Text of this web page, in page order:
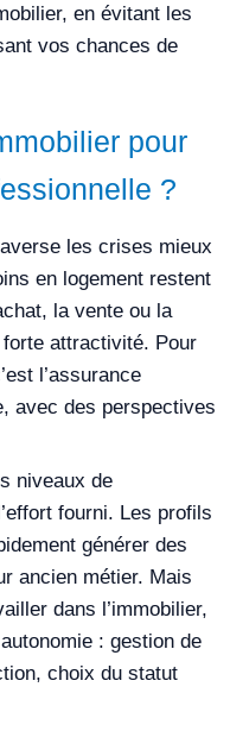
en évitant les
vos chances de
pour
?
les crises mieux
en logement restent
la vente ou la
attractivité. Pour
l’assurance
avec des perspectives
niveaux de
fourni. Les profils
générer des
ancien métier. Mais
dans l’immobilier,
: gestion de
choix du statut